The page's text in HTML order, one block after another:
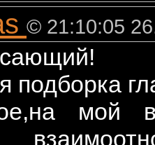
© 21:10:05
подборка
мой